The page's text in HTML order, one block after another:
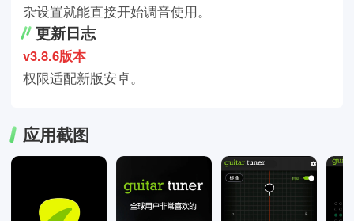
杂设置就能直接开始调音使用。
更新日志
v3.8.6版本
权限适配新版安卓。
应用截图